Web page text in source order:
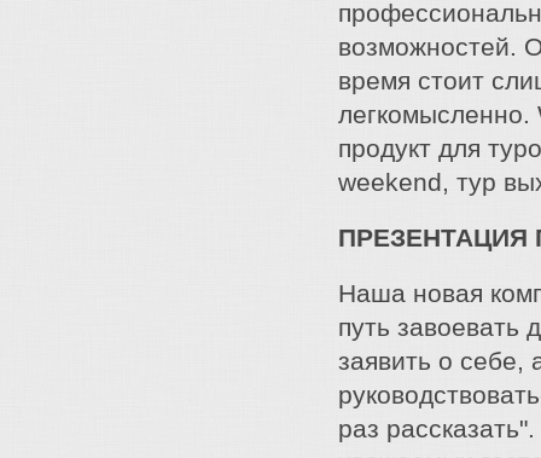
возможностей.
время стоит
легкомысленно.
продукт для
weekend, тур
ПРЕЗЕНТАЦИЯ
Наша новая
путь завоевать
заявить о
раз